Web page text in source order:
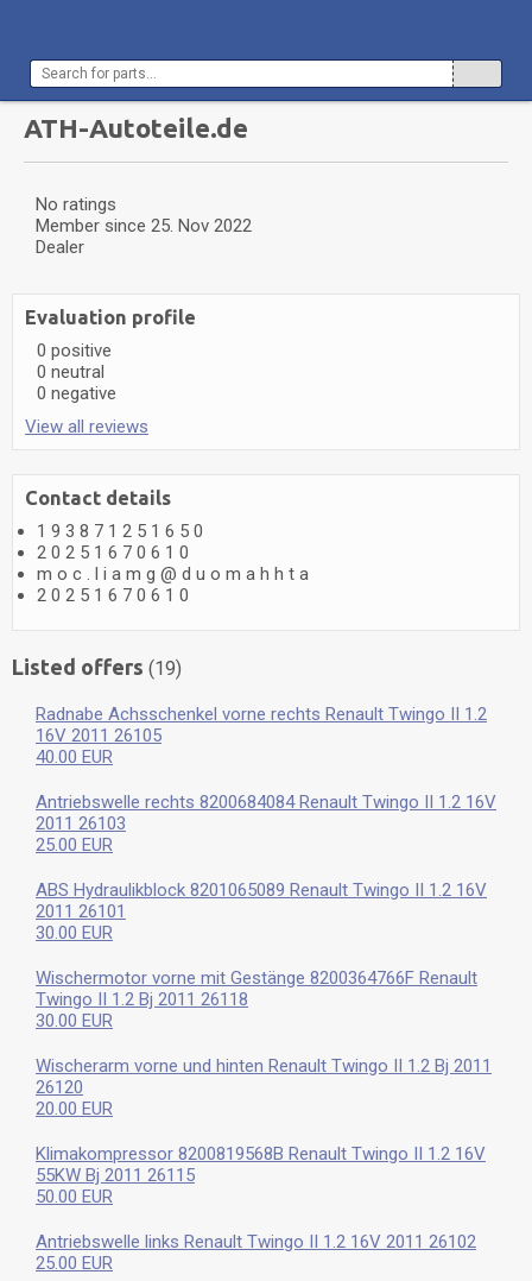
ATH-Autoteile.de
No ratings
Member since 25. Nov 2022
Dealer
Evaluation profile
0 positive
0 neutral
0 negative
View all reviews
Contact details
1 9 3 8 7 1 2 5 1 6 5 0
2 0 2 5 1 6 7 0 6 1 0
m o c . l i a m g @ d u o m a h h t a
2 0 2 5 1 6 7 0 6 1 0
Listed offers (19)
Radnabe Achsschenkel vorne rechts Renault Twingo II 1.2
16V 2011 26105
40.00 EUR
Antriebswelle rechts 8200684084 Renault Twingo II 1.2 16V
2011 26103
25.00 EUR
ABS Hydraulikblock 8201065089 Renault Twingo II 1.2 16V
2011 26101
30.00 EUR
Wischermotor vorne mit Gestänge 8200364766F Renault
Twingo II 1.2 Bj 2011 26118
30.00 EUR
Wischerarm vorne und hinten Renault Twingo II 1.2 Bj 2011
26120
20.00 EUR
Klimakompressor 8200819568B Renault Twingo II 1.2 16V
55KW Bj 2011 26115
50.00 EUR
Antriebswelle links Renault Twingo II 1.2 16V 2011 26102
25.00 EUR